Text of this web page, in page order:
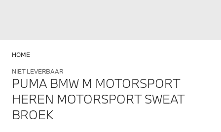
HOME
NIET LEVERBAAR
PUMA BMW M MOTORSPORT
HEREN MOTORSPORT SWEAT
BROEK